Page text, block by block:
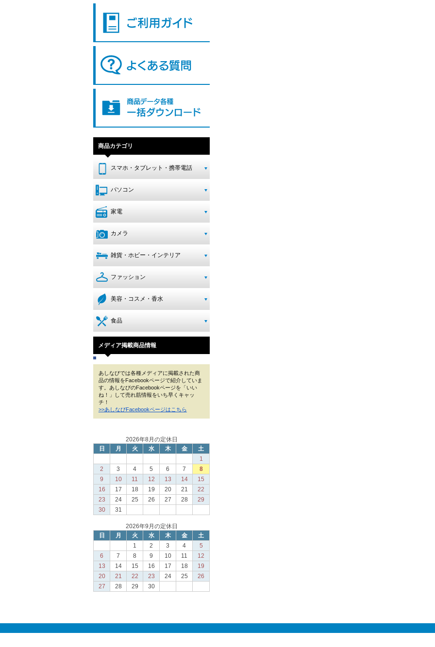
商品カテゴリ
スマホ・タブレット・携帯電話
パソコン
家電
カメラ
雑貨・ホビー・インテリア
ファッション
美容・コスメ・香水
食品
メディア掲載商品情報
あしなびでは各種メディアに掲載された商
品の情報をFacebookページで紹介していま
す。あしなびのFacebookページを「いい
ね！」して売れ筋情報をいち早くキャッ
チ！
>>あしなびFacebookページはこちら
2026年8月の定休日
日
月 火 水 木 金
土
1
2
3 4 5 6 7
8
9
10 11 12 13 14
15
16
17 18 19 20 21
22
23
24 25 26 27 28
29
30
31
2026年9月の定休日
日
月 火 水 木 金
土
1
2 3 4
5
6
7 8 9 10 11
12
13
14 15 16 17 18
19
20
21 22 23 24 25
26
27
28 29 30